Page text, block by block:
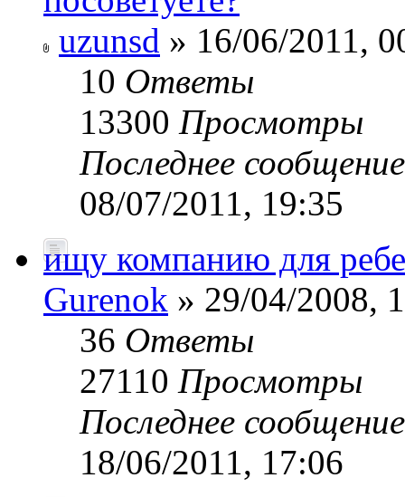
uzunsd » 16/06/2011,
10 Ответы
13300 Просмотры
Последнее
08/07/2011, 19:35
ищу компанию для
Gurenok » 29/04/2008,
36 Ответы
27110 Просмотры
Последнее
18/06/2011, 17:06